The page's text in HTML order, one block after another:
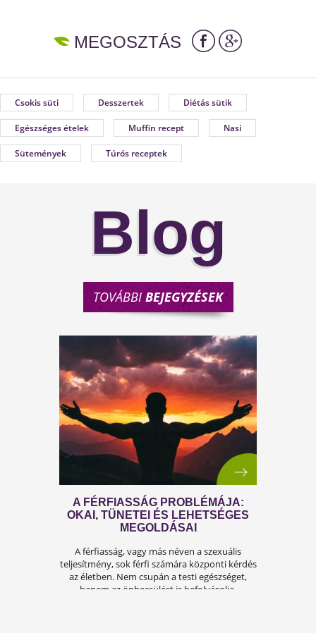
MEGOSZTÁS
Csokis süti Desszertek Diétás sütik
Egészséges ételek Muffin recept Nasi
Sütemények Túrós receptek
Blog
TOVÁBBIBEJEGYZÉSEK